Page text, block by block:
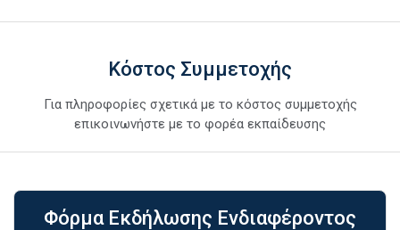
Κόστος Συμμετοχής
Για πληροφορίες σχετικά με το κόστος συμμετοχής
επικοινωνήστε με το φορέα εκπαίδευσης
Φόρμα Εκδήλωσης Ενδιαφέροντος